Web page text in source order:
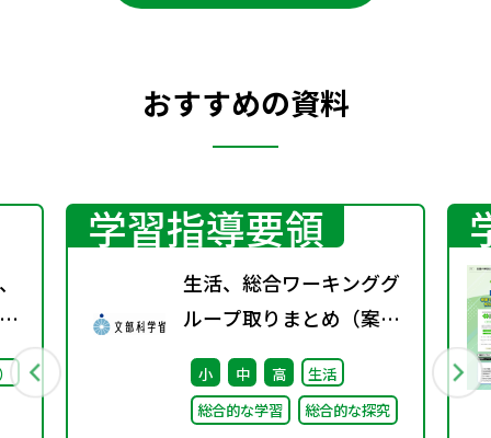
おすすめの資料
学習指導要領
生活、総合ワーキンググ
ループ取りまとめ（案）
※会議後修正
小 中 高
生活
総合的な学習
総合的な探究